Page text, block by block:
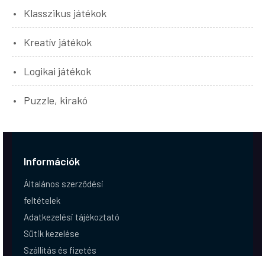
Klasszikus játékok
Kreatív játékok
Logikai játékok
Puzzle, kirakó
Információk
Általános szerződési
feltételek
Adatkezelési tájékoztató
Sütik kezelése
Szállítás és fizetés